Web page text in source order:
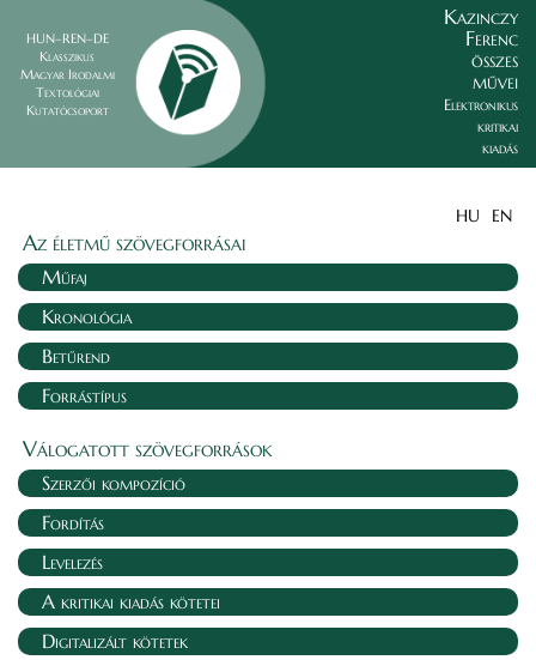
HUN–REN–DE
Klasszikus
Magyar Irodalmi
Textológiai
Kutatócsoport
Kazinczy
Ferenc
összes
művei
Elektronikus
kritikai
kiadás
HU EN
Az életmű szövegforrásai
Műfaj
Kronológia
Betűrend
Forrástípus
Válogatott szövegforrások
Szerzői kompozíció
Fordítás
Levelezés
A kritikai kiadás kötetei
Digitalizált kötetek